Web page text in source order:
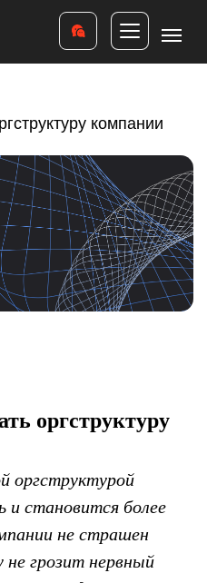
компании
оргструктуру
оргструктурой
становится более
не страшен
не грозит нервный